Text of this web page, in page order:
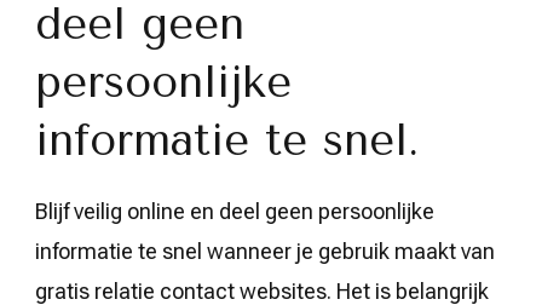
deel geen
persoonlijke
informatie te snel.
Blijf veilig online en deel geen persoonlijke
informatie te snel wanneer je gebruik maakt van
gratis relatie contact websites. Het is belangrijk